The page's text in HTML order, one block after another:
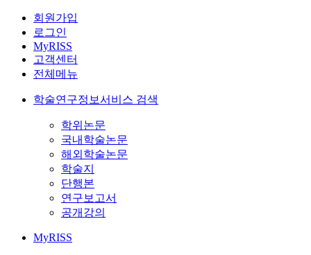
회원가입
로그인
MyRISS
고객센터
전체메뉴
학술연구정보서비스 검색
학위논문
국내학술논문
해외학술논문
학술지
단행본
연구보고서
공개강의
MyRISS